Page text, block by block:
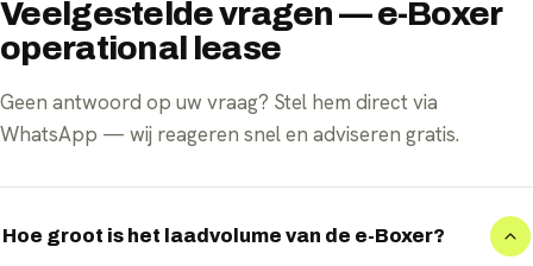
Veelgestelde vragen — e-Boxer
operational lease
Geen antwoord op uw vraag? Stel hem direct via
WhatsApp — wij reageren snel en adviseren gratis.
Hoe groot is het laadvolume van de e-Boxer?